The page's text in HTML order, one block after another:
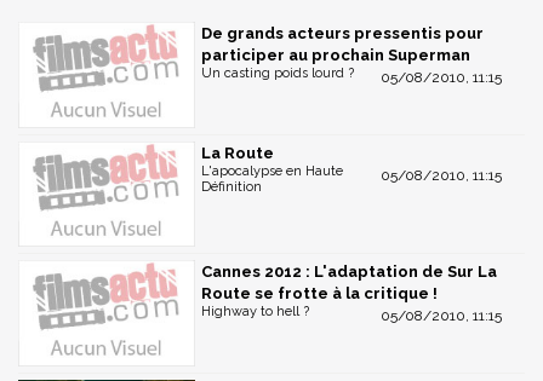
De grands acteurs pressentis pour
participer au prochain Superman
05/08/2010, 11:15
Un casting poids lourd ?
La Route
05/08/2010, 11:15
L'apocalypse en Haute
Définition
Cannes 2012 : L'adaptation de Sur La
Route se frotte à la critique !
05/08/2010, 11:15
Highway to hell ?